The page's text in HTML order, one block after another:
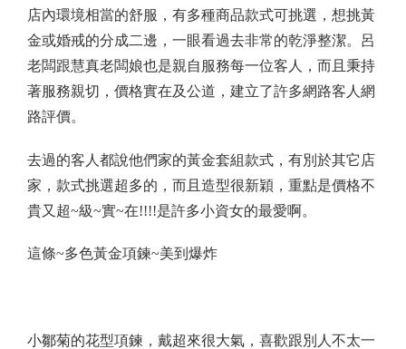
店內環境相當的舒服，有多種商品款式可挑選，想挑黃
金或婚戒的分成二邊，一眼看過去非常的乾淨整潔。呂
老闆跟慧真老闆娘也是親自服務每一位客人，而且秉持
著服務親切，價格實在及公道，建立了許多網路客人網
路評價。
去過的客人都說他們家的黃金套組款式，有別於其它店
家，款式挑選超多的，而且造型很新穎，重點是價格不
貴又超~級~實~在!!!!是許多小資女的最愛啊。
這條~多色黃金項鍊~美到爆炸
小鄒菊的花型項鍊，戴超來很大氣，喜歡跟別人不太一